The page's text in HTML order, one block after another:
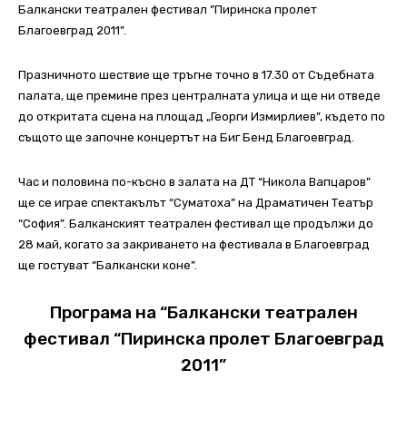
Балкански театрален фестивал ”Пиринска пролет
Благоевград 2011”.
Празничното шествие ще тръгне точно в 17.30 от Съдебната
палата, ще премине през централната улица и ще ни отведе
до откритата сцена на площад „Георги Измирлиев”, където по
същото ще започне концертът на Биг Бенд Благоевград.
Час и половина по-късно в залата на ДТ “Никола Вапцаров”
ще се играе спектакълът “Суматоха” на Драматичен Театър
“София”. Балканският театрален фестивал ще продължи до
28 май, когато за закриването на фестивала в Благоевград
ще гостуват “Балкански коне”.
Програма на “Балкански театрален
фестивал “Пиринска пролет Благоевград
2011”